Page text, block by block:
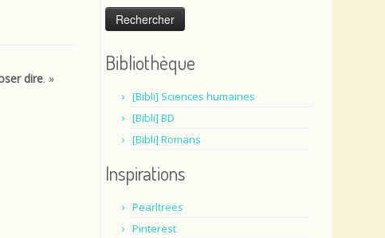
dire. »
Bibliothèque
[Bibli] Sciences humaines
[Bibli] BD
[Bibli] Romans
Inspirations
Pearltrees
Pinterest